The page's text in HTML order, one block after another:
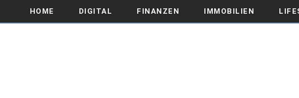
HOME DIGITAL FINANZEN IMMOBILIEN